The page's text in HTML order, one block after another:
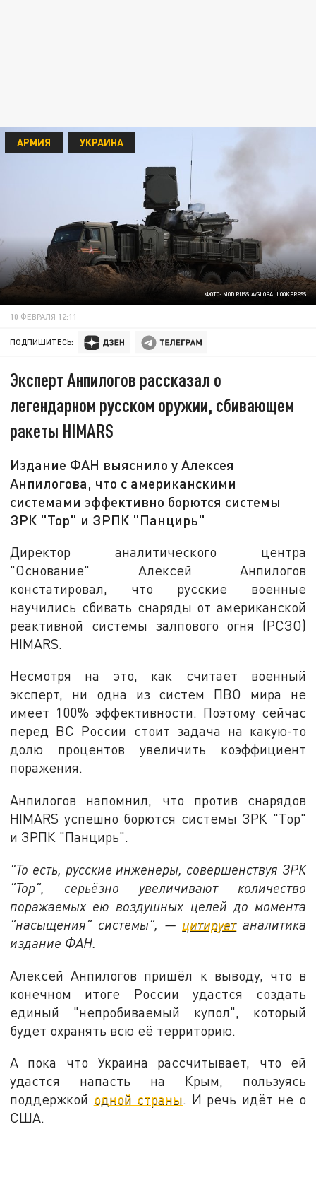
ФОТО: MOD RUSSIA/GLOBALLOOKPRESS
АРМИЯ УКРАИНА
10 ФЕВРАЛЯ 12:11
ПОДПИШИТЕСЬ:
Эксперт Анпилогов рассказал о
легендарном русском оружии, сбивающем
ракеты HIMARS
Издание ФАН выяснило у Алексея
Анпилогова, что с американскими
системами эффективно борются системы
ЗРК "Тор" и ЗРПК "Панцирь"
Директор аналитического центра
"Основание" Алексей Анпилогов
констатировал, что русские военные
научились сбивать снаряды от американской
реактивной системы залпового огня (РСЗО)
HIMARS.
Несмотря на это, как считает военный
эксперт, ни одна из систем ПВО мира не
имеет 100% эффективности. Поэтому сейчас
перед ВС России стоит задача на какую-то
долю процентов увеличить коэффициент
поражения.
Анпилогов напомнил, что против снарядов
HIMARS успешно борются системы ЗРК "Тор"
и ЗРПК "Панцирь".
"То есть, русские инженеры, совершенствуя ЗРК
"Тор", серьёзно увеличивают количество
поражаемых ею воздушных целей до момента
"насыщения" системы", — цитируетаналитика
издание ФАН.
Алексей Анпилогов пришёл к выводу, что в
конечном итоге России удастся создать
единый "непробиваемый купол", который
будет охранять всю её территорию.
А пока что Украина рассчитывает, что ей
удастся напасть на Крым, пользуясь
поддержкой одной страны. И речь идёт не о
США.